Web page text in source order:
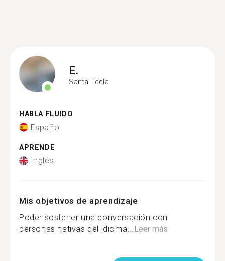
E.
Santa Tecla
HABLA FLUIDO
Español
APRENDE
Inglés
Mis objetivos de aprendizaje
Poder sostener una conversación con
personas nativas del idioma...Leer más